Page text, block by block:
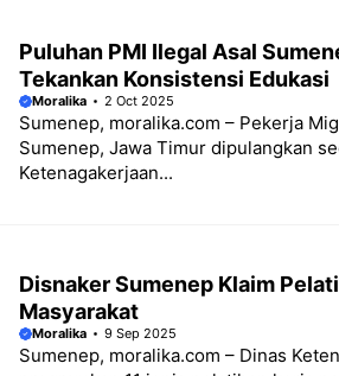
Puluhan PMI Ilegal Asal
Tekankan Konsistensi Edukasi
Moralika 2 Oct 2025
Sumenep, moralika.com – Pekerja
Sumenep, Jawa Timur dipulangkan
Ketenagakerjaan...
Disnaker Sumenep Klaim
Masyarakat
Moralika 9 Sep 2025
Sumenep, moralika.com – Dinas